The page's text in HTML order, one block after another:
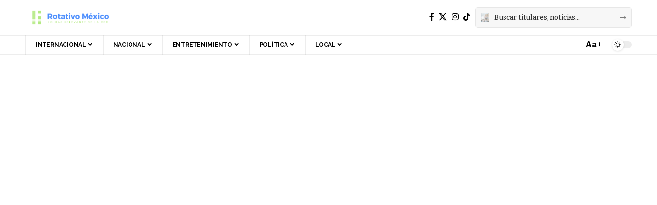
INTERNACIONAL NACIONAL ENTRETENIMIENTO POLÍTICA LOCAL Aa